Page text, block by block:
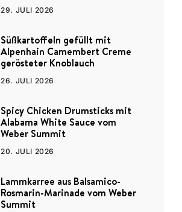
29. JULI 2026
Süßkartoffeln gefüllt mit
Alpenhain Camembert Creme
gerösteter Knoblauch
26. JULI 2026
Spicy Chicken Drumsticks mit
Alabama White Sauce vom
Weber Summit
20. JULI 2026
Lammkarree aus Balsamico-
Rosmarin-Marinade vom Weber
Summit